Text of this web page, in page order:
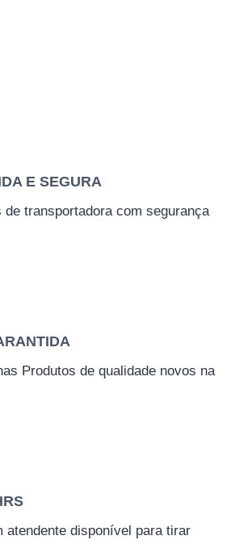
E SEGURA
de transportadora com segurança
Produtos de qualidade novos na
atendente disponível para tirar